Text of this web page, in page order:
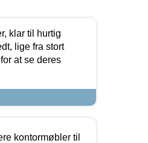
klar til hurtig
lige fra stort
at se deres
kontormøbler til